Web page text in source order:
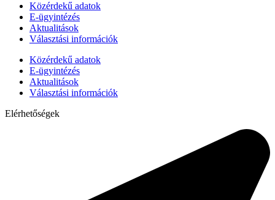
Közérdekű adatok
E-ügyintézés
Aktualitások
Választási információk
Közérdekű adatok
E-ügyintézés
Aktualitások
Választási információk
Elérhetőségek